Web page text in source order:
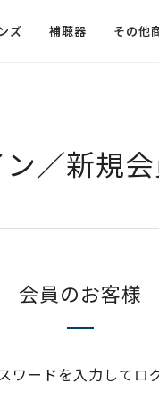
ズ 補聴器 その他
／新規
会員のお客様
ワードを入力してロ